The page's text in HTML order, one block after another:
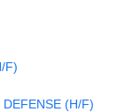
F)
(H/F)